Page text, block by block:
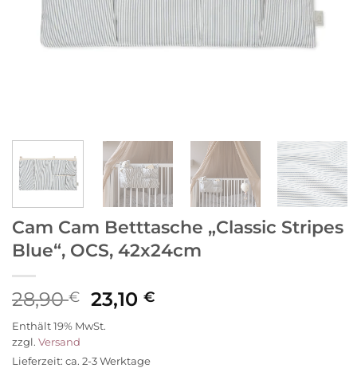
Cam Cam Betttasche „Classic Stripes
Blue“, OCS, 42x24cm
28,90€
Ursprünglicher
Preis
war:
28,90 €
23,10€Aktueller
Enthält 19% MwSt.
zzgl. Versand
Lieferzeit: ca. 2-3 Werktage